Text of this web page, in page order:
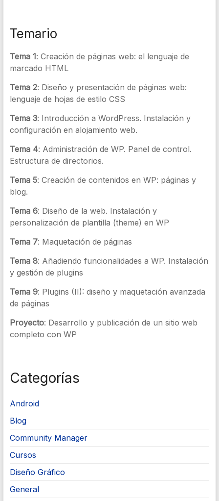
Temario
Tema 1: Creación de páginas web: el lenguaje de
marcado HTML
Tema 2: Diseño y presentación de páginas web:
lenguaje de hojas de estilo CSS
Tema 3: Introducción a WordPress. Instalación y
configuración en alojamiento web.
Tema 4: Administración de WP. Panel de control.
Estructura de directorios.
Tema 5: Creación de contenidos en WP: páginas y
blog.
Tema 6: Diseño de la web. Instalación y
personalización de plantilla (theme) en WP
Tema 7: Maquetación de páginas
Tema 8: Añadiendo funcionalidades a WP. Instalación
y gestión de plugins
Tema 9: Plugins (II): diseño y maquetación avanzada
de páginas
Proyecto: Desarrollo y publicación de un sitio web
completo con WP
Categorías
Android
Blog
Community Manager
Cursos
Diseño Gráfico
General